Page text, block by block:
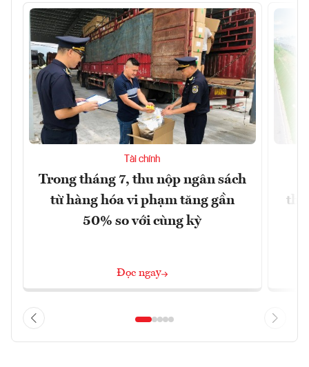
Tài chính
Trong tháng 7, thu nộp ngân sách
từ hàng hóa vi phạm tăng gần
50% so với cùng kỳ
Đọc ngay